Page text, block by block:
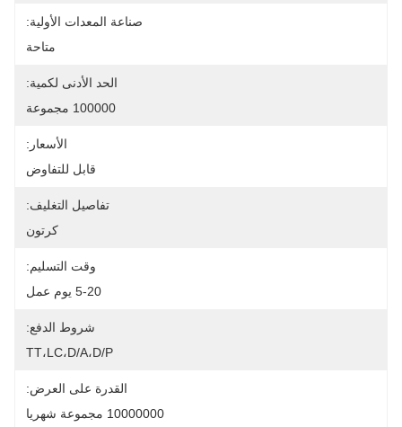
صناعة المعدات الأولية:
متاحة
الحد الأدنى لكمية:
100000 مجموعة
الأسعار:
قابل للتفاوض
تفاصيل التغليف:
كرتون
وقت التسليم:
5-20 يوم عمل
شروط الدفع:
TT،LC،D/A،D/P
القدرة على العرض:
10000000 مجموعة شهريا